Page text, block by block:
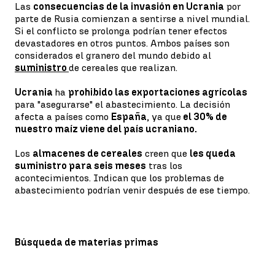
Las consecuencias de la invasión en Ucrania por
parte de Rusia comienzan a sentirse a nivel mundial.
Si el conflicto se prolonga podrían tener efectos
devastadores en otros puntos. Ambos países son
considerados el granero del mundo debido al
suministro de cereales que realizan.
Ucrania ha prohibido las exportaciones agrícolas
para "asegurarse" el abastecimiento. La decisión
afecta a países como España, ya que el 30% de
nuestro maíz viene del país ucraniano.
Los almacenes de cereales creen que les queda
suministro para seis meses tras los
acontecimientos. Indican que los problemas de
abastecimiento podrían venir después de ese tiempo.
Búsqueda de materias primas